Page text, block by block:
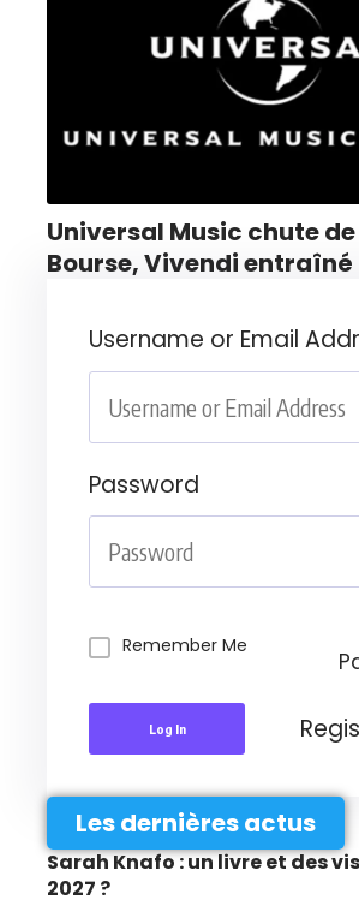
Universal Music chute de
Bourse, Vivendi entraîné
Username or Email
Password
Remember Me
Log In
Les dernières actus
Sarah Knafo : un livre et des
2027 ?